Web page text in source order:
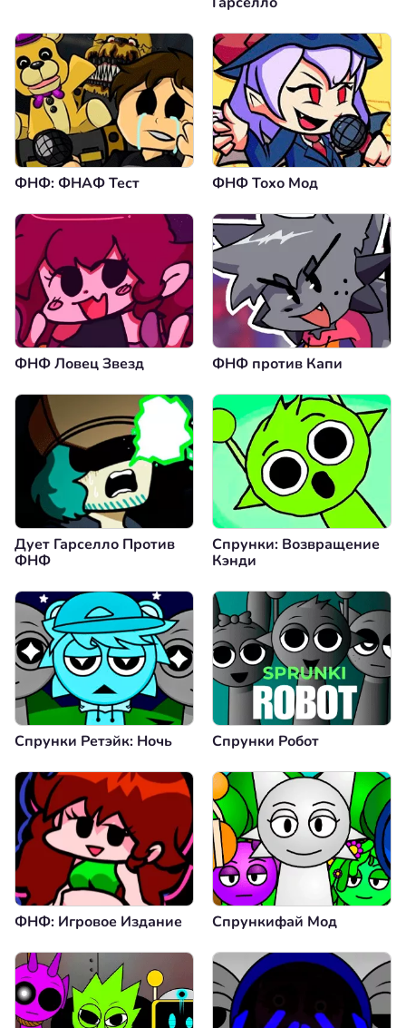
ФНФ: ФНАФ Тест ФНФ Тохо Мод
ФНФ Ловец Звезд ФНФ против Капи
Дует Гарселло Против
ФНФ
Спрунки: Возвращение
Кэнди
Спрунки Ретэйк: Ночь Спрунки Робот
ФНФ: Игровое Издание Спрункифай Мод